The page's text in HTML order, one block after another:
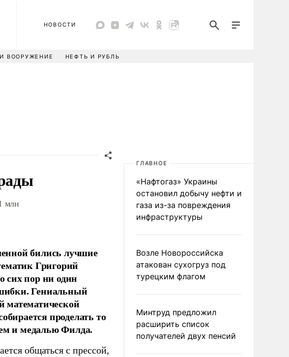
НОВОСТИ
ВООРУЖЕНИЕ НЕФТЬ И РУБЛЬ
млн
бились лучшие
Григорий
сих пор ни один
Гениальный
математической
проделать то
и медалью Филда.
общаться с прессой,
ГЛАВНОЕ
«Нафтогаз» Украины
остановил добычу нефти и
газа из-за повреждения
инфраструктуры
Возле Новороссийска
атакован сухогруз под
турецким флагом
Минтруд предложил
расширить список
получателей двух пенсий